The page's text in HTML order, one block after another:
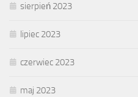
sierpień 2023
lipiec 2023
czerwiec 2023
maj 2023